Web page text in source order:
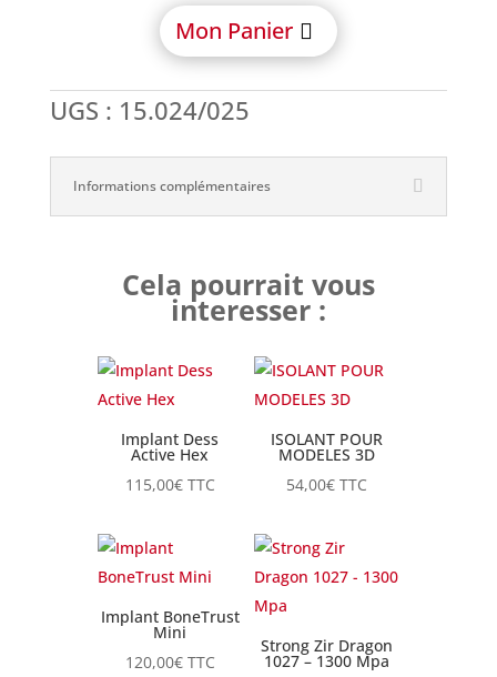
Mon Panier
UGS : 15.024/025
Informations complémentaires
Cela pourrait vous
interesser :
Implant Dess
Active Hex
115,00€ TTC
ISOLANT POUR
MODELES 3D
54,00€ TTC
Implant BoneTrust
Mini
120,00€ TTC
Strong Zir Dragon
1027 – 1300 Mpa